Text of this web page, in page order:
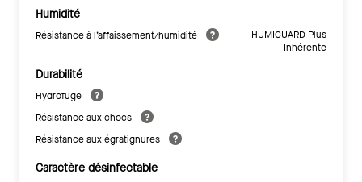
Humidité
Résistance à l’affaissement/humidité
HUMIGUARD Plus
Inhérente
Durabilité
Hydrofuge
Résistance aux chocs
Résistance aux égratignures
Caractère désinfectable